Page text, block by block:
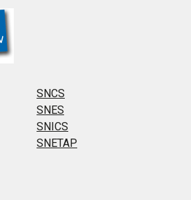
SNCS
SNES
SNICS
SNETAP